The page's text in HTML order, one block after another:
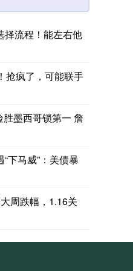
择流程！能左右他
抢疯了，可能联手
墨西哥锁第一 詹
下马威”：美债暴
周跌幅，1.16关